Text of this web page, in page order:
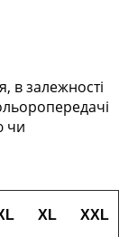
в залежності
чи
XL XXL